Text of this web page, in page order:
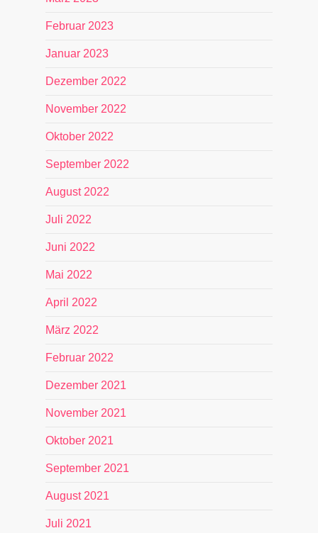
Februar 2023
Januar 2023
Dezember 2022
November 2022
Oktober 2022
September 2022
August 2022
Juli 2022
Juni 2022
Mai 2022
April 2022
März 2022
Februar 2022
Dezember 2021
November 2021
Oktober 2021
September 2021
August 2021
Juli 2021